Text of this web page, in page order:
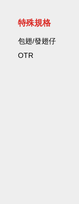
特殊規格
包翅/發翅仔
OTR